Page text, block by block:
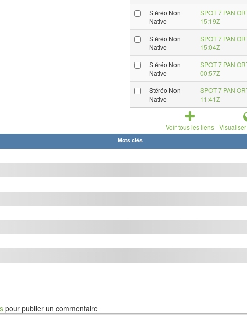
Stéréo Non
Native
SPOT 7 PAN
15:19Z
Stéréo Non
Native
SPOT 7 PAN
15:04Z
Stéréo Non
Native
SPOT 7 PAN
00:57Z
Stéréo Non
Native
SPOT 7 PAN
11:41Z
Voir tous les liens
Mots clés
pour publier un commentaire